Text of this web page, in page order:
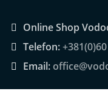
Online Shop
Telefon:
Email: